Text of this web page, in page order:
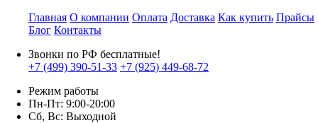
Главная О компании Оплата Доставка Как купить Прайсы
Блог Контакты
Звонки по РФ бесплатные!
+7 (499) 390-51-33 +7 (925) 449-68-72
Режим работы
Пн-Пт: 9:00-20:00
Сб, Вс: Выходной